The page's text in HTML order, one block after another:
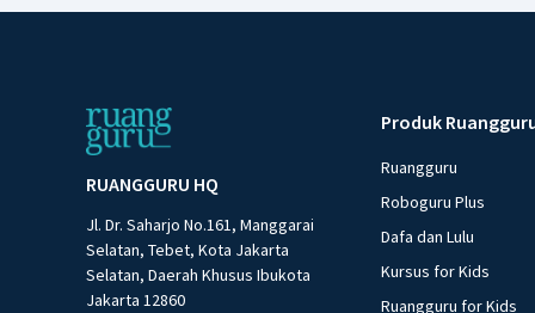
RUANGGURU HQ
Jl. Dr. Saharjo No.161, Manggarai
Selatan, Tebet, Kota Jakarta
Selatan, Daerah Khusus Ibukota
Jakarta 12860
Produk
Ruangguru
Roboguru Plus
Dafa dan Lulu
Kursus for Kids
Ruangguru for Kids